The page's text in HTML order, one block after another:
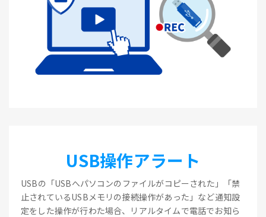
USB操作アラート
USBの「USBへパソコンのファイルがコピーされた」「禁
止されているUSBメモリの接続操作があった」など通知設
定をした操作が行わた場合、リアルタイムで電話でお知ら